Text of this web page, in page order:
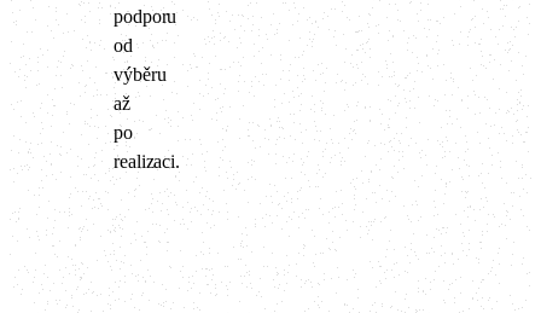
podporu
od
výběru
až
po
realizaci.